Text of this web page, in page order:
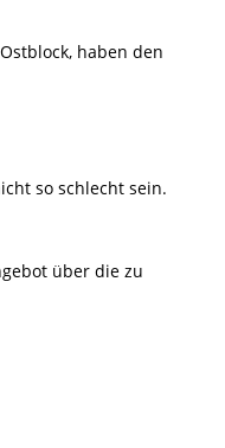
haben den
so schlecht sein.
über die zu